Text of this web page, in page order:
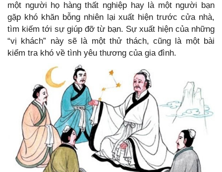
một người họ hàng thất nghiệp hay là một người bạn
gặp khó khăn bỗng nhiên lại xuất hiện trước cửa nhà,
tìm kiếm tới sự giúp đỡ từ bạn. Sự xuất hiện của những
“vị khách” này sẽ là một thử thách, cũng là một bài
kiểm tra khó về tình yêu thương của gia đình.